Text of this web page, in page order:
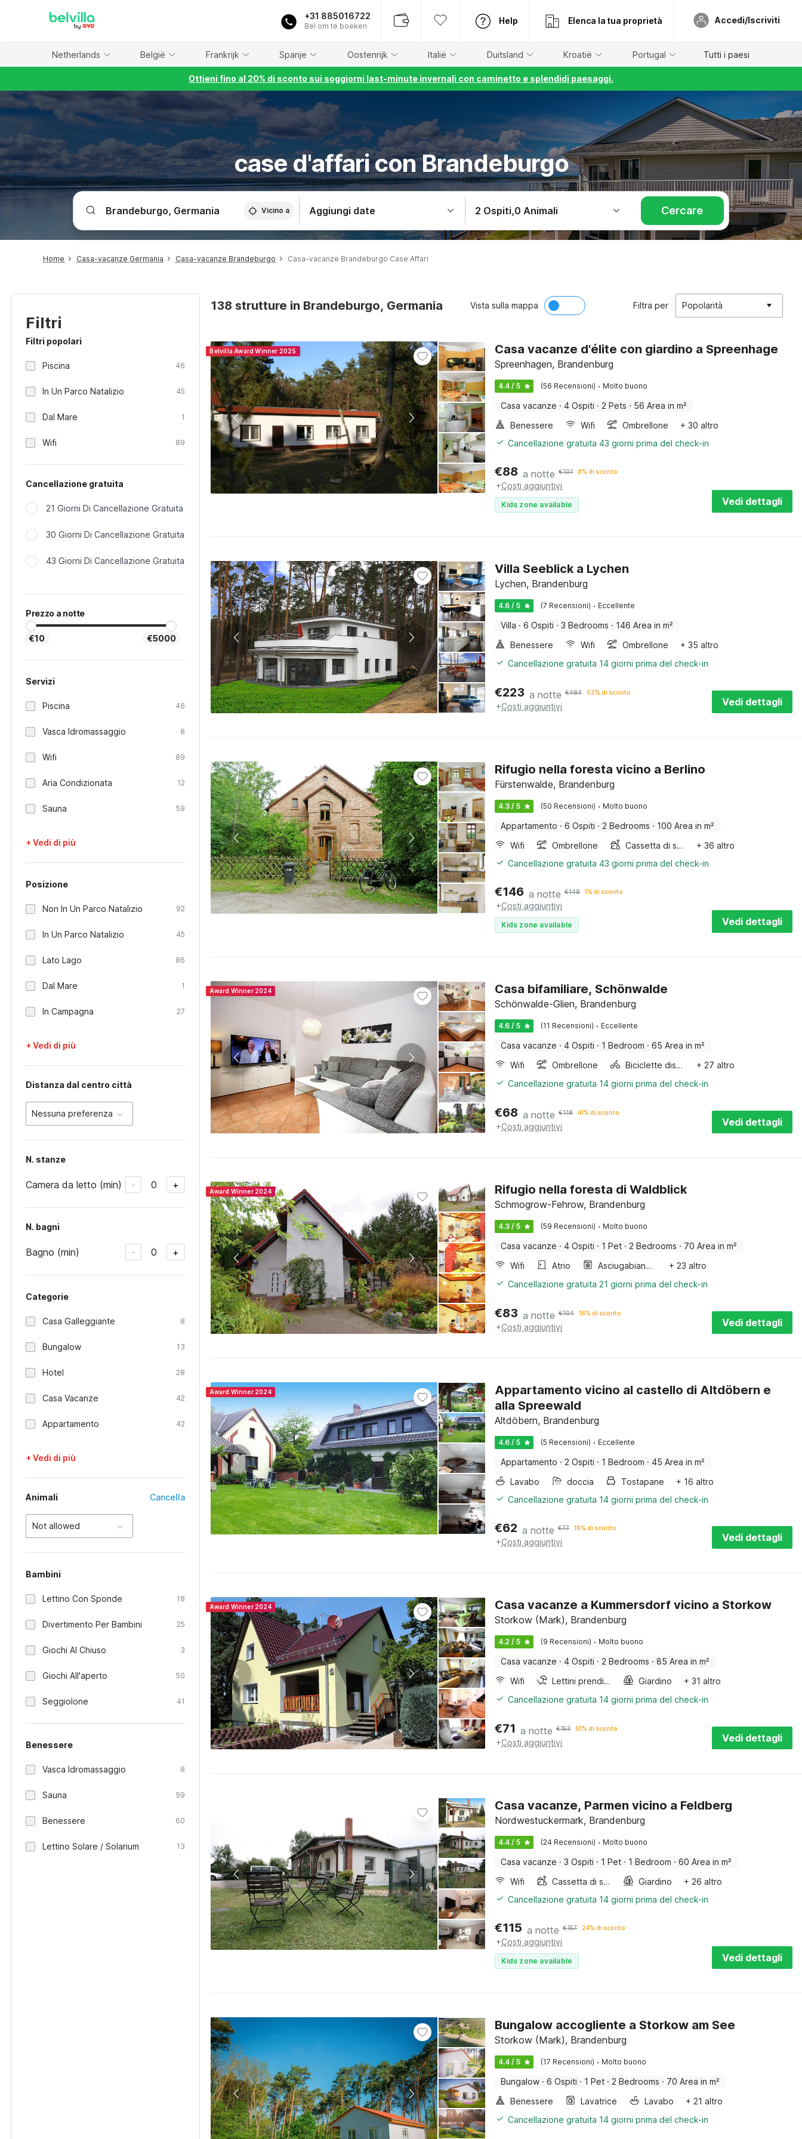
+31 885016722
Bel om te boeken
Help Elenca la tua proprietà Accedi/Iscriviti
Netherlands België Frankrijk Spanje Oostenrijk Italië Duitsland Kroatië Portugal Tutti i paesi
Ottieni fino al 20% di sconto sui soggiorni last-minute invernali con caminetto e splendidi paesaggi.
case d'affari con Brandeburgo
Vicino a Aggiungi date 2 Ospiti,0 Animali Cercare
Home Casa-vacanze Germania Casa-vacanze Brandeburgo Casa-vacanze Brandeburgo Case Affari
Filtri
Filtri popolari
Piscina 46
In Un Parco Natalizio 45
Dal Mare 1
Wifi 89
Cancellazione gratuita
21 Giorni Di Cancellazione Gratuita
30 Giorni Di Cancellazione Gratuita
43 Giorni Di Cancellazione Gratuita
Prezzo a notte
€10 €5000
Servizi
Piscina 46
Vasca Idromassaggio 8
Wifi 89
Aria Condizionata 12
Sauna 59
+ Vedi di più
Posizione
Non In Un Parco Natalizio 92
In Un Parco Natalizio 45
Lato Lago 86
Dal Mare 1
In Campagna 27
+ Vedi di più
Distanza dal centro città
Nessuna preferenza
N. stanze
Camera da letto (min) - 0 +
N. bagni
Bagno (min) - 0 +
Categorie
Casa Galleggiante 8
Bungalow 13
Hotel 28
Casa Vacanze 42
Appartamento 42
+ Vedi di più
Animali Cancella
Not allowed
Bambini
Lettino Con Sponde 18
Divertimento Per Bambini 25
Giochi Al Chiuso 3
Giochi All'aperto 50
Seggiolone 41
Benessere
Vasca Idromassaggio 8
Sauna 59
Benessere 60
Lettino Solare / Solarium 13
138 strutture in Brandeburgo, Germania Vista sulla mappa Filtra per Popolarità
Belvilla Award Winner 2025 Casa vacanze d'élite con giardino a Spreenhage
Spreenhagen, Brandenburg
4.4 / 5 (56 Recensioni) · Molto buono
Casa vacanze · 4 Ospiti · 2 Pets · 56 Area in m²
Benessere
Wifi Ombrellone
+ 30 altro
Cancellazione gratuita 43 giorni prima del check-in
€88 a notte €101 8% di sconto
+Costi aggiuntivi
Kids zone available Vedi dettagli
Villa Seeblick a Lychen
Lychen, Brandenburg
4.6 / 5 (7 Recensioni) · Eccellente
Villa · 6 Ospiti · 3 Bedrooms · 146 Area in m²
Benessere
Wifi Ombrellone
+ 35 altro
Cancellazione gratuita 14 giorni prima del check-in
€223 a notte €484 53% di sconto
+Costi aggiuntivi Vedi dettagli
Rifugio nella foresta vicino a Berlino
Fürstenwalde, Brandenburg
4.3 / 5 (50 Recensioni) · Molto buono
Appartamento · 6 Ospiti · 2 Bedrooms · 100 Area in m²
Wifi
Ombrellone Cassetta di sabbia
+ 36 altro
Cancellazione gratuita 43 giorni prima del check-in
€146 a notte €148 1% di sconto
+Costi aggiuntivi
Kids zone available Vedi dettagli
Award Winner 2024 Casa bifamiliare, Schönwalde
Schönwalde-Glien, Brandenburg
4.6 / 5 (11 Recensioni) · Eccellente
Casa vacanze · 4 Ospiti · 1 Bedroom · 65 Area in m²
Wifi
Ombrellone Biciclette disponibili
+ 27 altro
Cancellazione gratuita 14 giorni prima del check-in
€68 a notte €118 41% di sconto
+Costi aggiuntivi Vedi dettagli
Award Winner 2024 Rifugio nella foresta di Waldblick
Schmogrow-Fehrow, Brandenburg
4.3 / 5 (59 Recensioni) · Molto buono
Casa vacanze · 4 Ospiti · 1 Pet · 2 Bedrooms · 70 Area in m²
Wifi
Atrio Asciugabiancheria
+ 23 altro
Cancellazione gratuita 21 giorni prima del check-in
€83 a notte €104 16% di sconto
+Costi aggiuntivi Vedi dettagli
Award Winner 2024
Appartamento vicino al castello di Altdöbern e
alla Spreewald
Altdöbern, Brandenburg
4.6 / 5 (5 Recensioni) · Eccellente
Appartamento · 2 Ospiti · 1 Bedroom · 45 Area in m²
Lavabo
doccia Tostapane
+ 16 altro
Cancellazione gratuita 14 giorni prima del check-in
€62 a notte €77 16% di sconto
+Costi aggiuntivi Vedi dettagli
Award Winner 2024 Casa vacanze a Kummersdorf vicino a Storkow
Storkow (Mark), Brandenburg
4.2 / 5 (9 Recensioni) · Molto buono
Casa vacanze · 4 Ospiti · 2 Bedrooms · 85 Area in m²
Wifi
Lettini prendisole Giardino
+ 31 altro
Cancellazione gratuita 14 giorni prima del check-in
€71 a notte €153 51% di sconto
+Costi aggiuntivi Vedi dettagli
Casa vacanze, Parmen vicino a Feldberg
Nordwestuckermark, Brandenburg
4.4 / 5 (24 Recensioni) · Molto buono
Casa vacanze · 3 Ospiti · 1 Pet · 1 Bedroom · 60 Area in m²
Wifi
Cassetta di sabbia Giardino
+ 26 altro
Cancellazione gratuita 14 giorni prima del check-in
€115 a notte €157 24% di sconto
+Costi aggiuntivi
Kids zone available Vedi dettagli
Bungalow accogliente a Storkow am See
Storkow (Mark), Brandenburg
4.4 / 5 (17 Recensioni) · Molto buono
Bungalow · 6 Ospiti · 1 Pet · 2 Bedrooms · 70 Area in m²
Benessere
Lavatrice Lavabo
+ 21 altro
Cancellazione gratuita 14 giorni prima del check-in